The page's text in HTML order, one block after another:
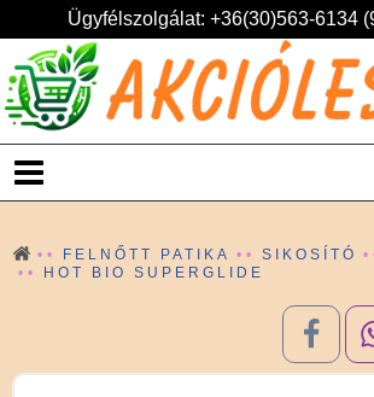
Ügyfélszolgálat: +36(30)563-6134
FELNŐTT PATIKA SIKOSÍTÓ
HOT BIO SUPERGLIDE